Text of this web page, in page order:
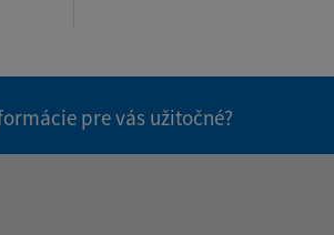
pre vás užitočné?